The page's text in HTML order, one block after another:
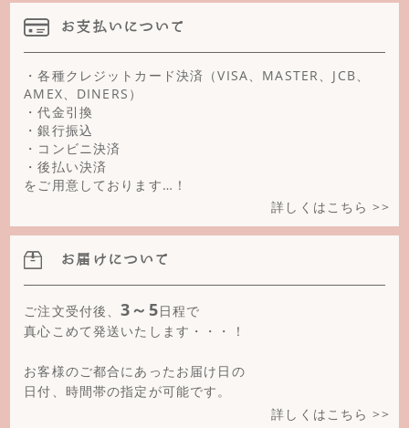
タイガーアイ(レッド)
ターコイズ
チェリークォーツ
天眼石
ハウライト
パイライト(クリスタルカット)
ひすい
ピンクさんご
ピンクシェル
お支払いについて
・各種クレジットカード決済（VISA、MASTER、JCB、
AMEX、DINERS）
・代金引換
・銀行振込
・コンビニ決済
・後払い決済
をご用意しております…！
詳しくはこちら >>
お届けについて
ご注文受付後、3～5日程で
真心こめて発送いたします・・・！
お客様のご都合にあったお届け日の
日付、時間帯の指定が可能です。
詳しくはこちら >>